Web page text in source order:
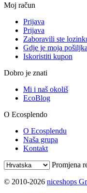
Moj račun
Prijava
Prijava
Zaboravili ste
Gdje je moja
Iskoristiti kupon
Dobro je znati
Mi i naš okoliš
EcoBlog
O Ecosplendo
O Ecosplendu
Naša grupa
Kontakt
Promjena
© 2010-2026 niceshops